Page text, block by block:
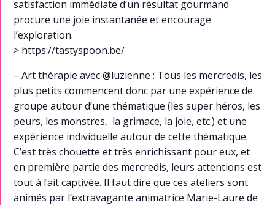
satisfaction immédiate d’un résultat gourmand
procure une joie instantanée et encourage
l’exploration.
> https://tastyspoon.be/
– Art thérapie avec @luzienne : Tous les mercredis, les
plus petits commencent donc par une expérience de
groupe autour d’une thématique (les super héros, les
peurs, les monstres, la grimace, la joie, etc.) et une
expérience individuelle autour de cette thématique.
C’est très chouette et très enrichissant pour eux, et
en première partie des mercredis, leurs attentions est
tout à fait captivée. Il faut dire que ces ateliers sont
animés par l’extravagante animatrice Marie-Laure de